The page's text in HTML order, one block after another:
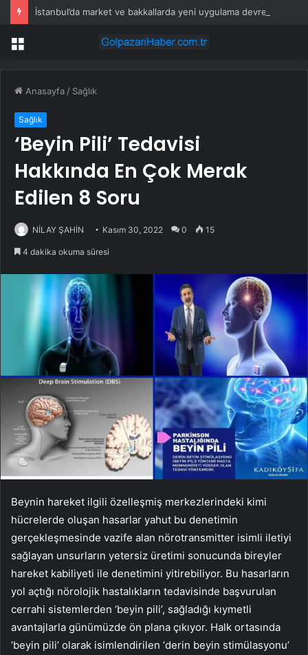
Menü
Anasayfa / Sağlık
Sağlık
‘Beyin Pili’ Tedavisi
Hakkında En Çok Merak
Edilen 8 Soru
NİLAY ŞAHİN Kasım 30, 2022 0 15
4 dakika okuma süresi
Beynin hareket ilgili özelleşmiş merkezlerindeki kimi
hücrelerde oluşan hasarlar yahut bu denetimin
gerçekleşmesinde vazife alan nörotransmitter isimli iletiyi
sağlayan unsurların yetersiz üretimi sonucunda bireyler
hareket kabiliyeti ile denetimini yitirebiliyor. Bu hasarların
yol açtığı nörolojik hastalıkların tedavisinde başvurulan
cerrahi sistemlerden ‘beyin pili’, sağladığı kıymetli
avantajlarla günümüzde ön plana çıkıyor. Halk ortasında
‘beyin pili’ olarak isimlendirilen ‘derin beyin stimülasyonu’